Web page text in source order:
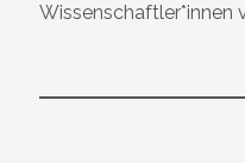
Wissenschaftler*innen